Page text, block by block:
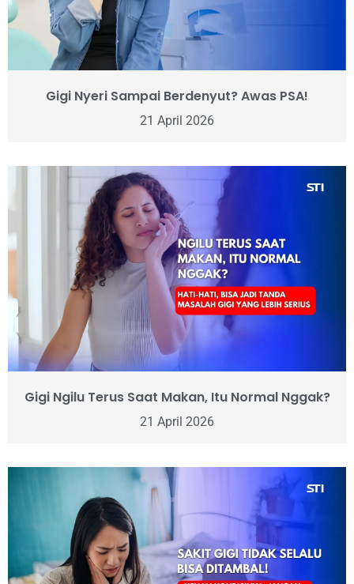
Gigi Nyeri Sampai Berdenyut? Awas PSA!
21 April 2026
Gigi Ngilu Terus Saat Makan, Itu Normal Nggak?
21 April 2026